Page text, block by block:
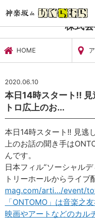
文化施設・ギャラリー
株式
HOME
2020.06.10
本日14時スタート!!
トロ広上のお...
本日14時スタート!! 見逃
上のお話の聞き手は
んです。‬
日本フィル“ソーシャル
トリーホールからライブ
mag.com/arti…/event/
「ONTOMO」は音楽之
映画やアートなどのカル